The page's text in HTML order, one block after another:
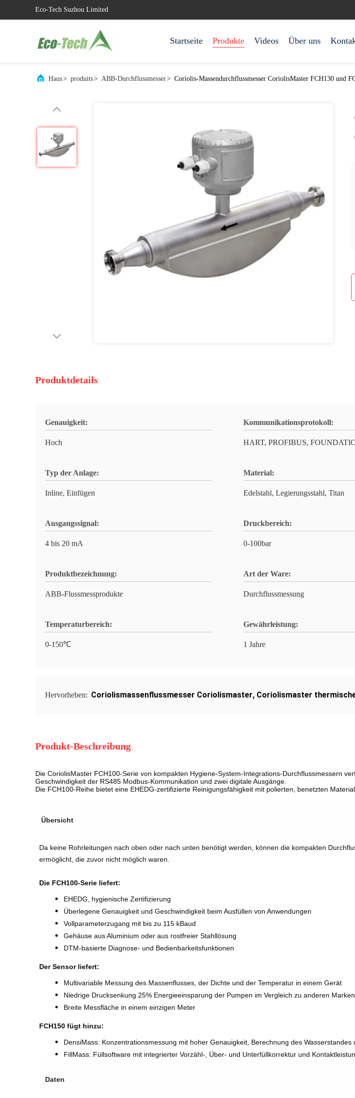
Eco-Tech Suzhou Limited
Startseite Produkte Videos Über uns
Haus> produits> ABB-Durchflussmesser> Coriolis-Massendurchflussmesser CoriolisMaster FCH130 und
Produktdetails
Genauigkeit:
Hoch
Kommunikationsprotokoll:
HART, PROFIBUS,
Typ der Anlage:
Inline, Einfügen
Material:
Edelstahl, Legierungsstahl, Titan
Ausgangssignal:
4 bis 20 mA
Druckbereich:
0-100bar
Produktbezeichnung:
ABB-Flussmessprodukte
Art der Ware:
Durchflussmessung
Temperaturbereich:
0-150℃
Gewährleistung:
1 Jahre
Hervorheben: Coriolismassenflussmesser Coriolismaster, Coriolismaster
Produkt-Beschreibung
Die CoriolisMaster FCH100-Serie von kompakten Hygiene-System-Integrations-Durchflussmessern
Geschwindigkeit der RS485 Modbus-Kommunikation und zwei digitale Ausgänge.
Die FCH100-Reihe bietet eine EHEDG-zertifizierte Reinigungsfähigkeit mit polierten, benetzten
Übersicht
Da keine Rohrleitungen nach oben oder nach unten benötigt werden, können die kompakten
ermöglicht, die zuvor nicht möglich waren.
Die FCH100-Serie liefert:
EHEDG, hygienische Zertifizierung
Überlegene Genauigkeit und Geschwindigkeit beim Ausfüllen von Anwendungen
Vollparameterzugang mit bis zu 115 kBaud
Gehäuse aus Aluminium oder aus rostfreier Stahllösung
DTM-basierte Diagnose- und Bedienbarkeitsfunktionen
Der Sensor liefert:
Multivariable Messung des Massenflusses, der Dichte und der Temperatur in einem Gerät
Niedrige Drucksenkung 25% Energieeinsparung der Pumpen im Vergleich zu anderen Marken
Breite Messfläche in einem einzigen Meter
FCH150 fügt hinzu:
DensiMass: Konzentrationsmessung mit hoher Genauigkeit, Berechnung des
FillMass: Füllsoftware mit integrierter Vorzähl-, Über- und Unterfüllkorrektur und
Daten